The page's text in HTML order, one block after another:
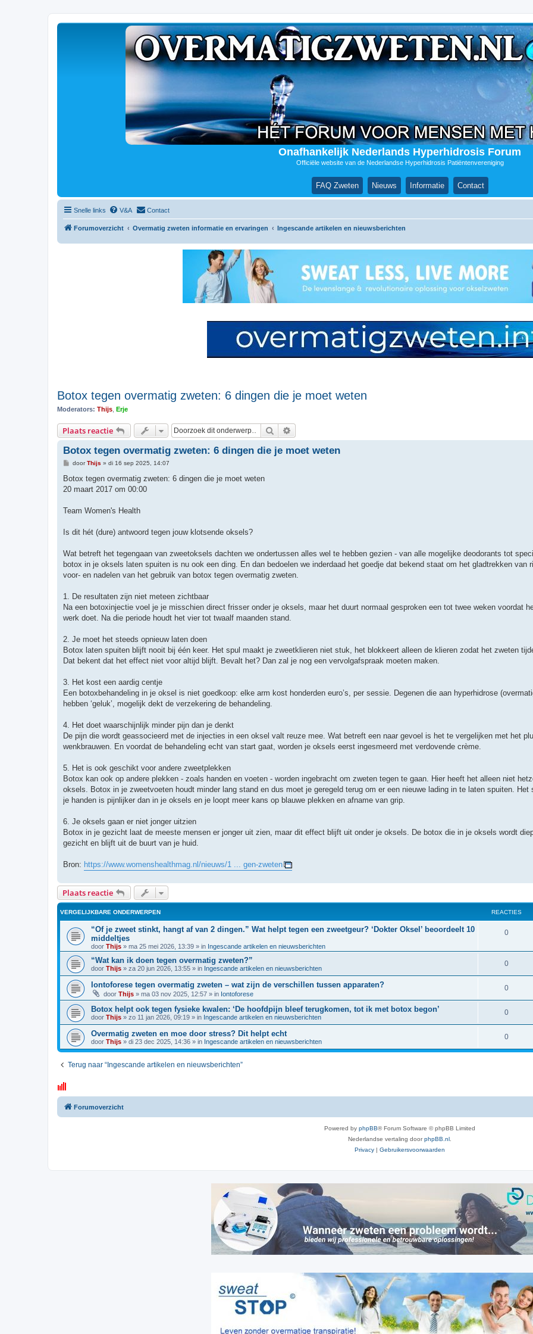
Onafhankelijk Nederlands Hyperhidrosis Forum
Officiële website van de Nederlandse Hyperhidrosis Patiëntenvereniging
FAQ Zweten Nieuws Informatie Contact
Snelle links V&A Contact
Forumoverzicht Overmatig zweten informatie en ervaringen Ingescande artikelen en nieuwsberichten
Botox tegen overmatig zweten: 6 dingen die je moet weten
Moderators: Thijs Erje
Plaats reactie Zoek
Botox tegen overmatig zweten: 6 dingen die je moet weten
B
r
c
doorThijs » di 16 sep 2025, 14:07
Botox tegen overmatig zweten: 6 dingen die je moet weten
20 maart 2017 om 00:00
Team Women's Health
Is dit hét (dure) antwoord tegen jouw klotsende oksels?
Wat betreft het tegengaan van zweetoksels dachten we ondertussen alles wel te hebben gezien - van alle mogelijke deodorants tot
botox in je oksels laten spuiten is nu ook een ding. En dan bedoelen we inderdaad het goedje dat bekend staat om het gladtrekken van
voor- en nadelen van het gebruik van botox tegen overmatig zweten.
1. De resultaten zijn niet meteen zichtbaar
Na een botoxinjectie voel je je misschien direct frisser onder je oksels, maar het duurt normaal gesproken een tot twee weken voordat
werk doet. Na die periode houdt het vier tot twaalf maanden stand.
2. Je moet het steeds opnieuw laten doen
Botox laten spuiten blijft nooit bij één keer. Het spul maakt je zweetklieren niet stuk, het blokkeert alleen de klieren zodat het zweten
Dat bekent dat het effect niet voor altijd blijft. Bevalt het? Dan zal je nog een vervolgafspraak moeten maken.
3. Het kost een aardig centje
Een botoxbehandeling in je oksel is niet goedkoop: elke arm kost honderden euro’s, per sessie. Degenen die aan hyperhidrose
hebben ‘geluk’, mogelijk dekt de verzekering de behandeling.
4. Het doet waarschijnlijk minder pijn dan je denkt
De pijn die wordt geassocieerd met de injecties in een oksel valt reuze mee. Wat betreft een naar gevoel is het te vergelijken met het
wenkbrauwen. En voordat de behandeling echt van start gaat, worden je oksels eerst ingesmeerd met verdovende crème.
5. Het is ook geschikt voor andere zweetplekken
Botox kan ook op andere plekken - zoals handen en voeten - worden ingebracht om zweten tegen te gaan. Hier heeft het alleen niet
oksels. Botox in je zweetvoeten houdt minder lang stand en dus moet je geregeld terug om er een nieuwe lading in te laten spuiten. Het
je handen is pijnlijker dan in je oksels en je loopt meer kans op blauwe plekken en afname van grip.
6. Je oksels gaan er niet jonger uitzien
Botox in je gezicht laat de meeste mensen er jonger uit zien, maar dit effect blijft uit onder je oksels. De botox die in je oksels wordt
gezicht en blijft uit de buurt van je huid.
Bron: https://www.womenshealthmag.nl/nieuws/1 ... gen-zweten
Plaats reactie
VERGELIJKBARE ONDERWERPEN REACTIES
“Of je zweet stinkt, hangt af van 2 dingen.” Wat helpt tegen een zweetgeur? ‘Dokter Oksel’ beoordeelt 10
middeltjes
door Thijs » ma 25 mei 2026, 13:39 » in Ingescande artikelen en nieuwsberichten
0R
a
c
i
e
s
“Wat kan ik doen tegen overmatig zweten?”
door Thijs » za 20 jun 2026, 13:55 » in Ingescande artikelen en nieuwsberichten
0R
e
c
t
i
Iontoforese tegen overmatig zweten – wat zijn de verschillen tussen apparaten?
door Thijs » ma 03 nov 2025, 12:57 » in Iontoforese
0R
e
c
t
s
Botox helpt ook tegen fysieke kwalen: ‘De hoofdpijn bleef terugkomen, tot ik met botox begon’
door Thijs » zo 11 jan 2026, 09:19 » in Ingescande artikelen en nieuwsberichten
0R
e
s
Overmatig zweten en moe door stress? Dit helpt echt
door Thijs » di 23 dec 2025, 14:36 » in Ingescande artikelen en nieuwsberichten
0R
e
t
Terug naar “Ingescande artikelen en nieuwsberichten”
Forumoverzicht
Powered by phpBB® Forum Software © phpBB Limited
Nederlandse vertaling doorphpBB.nl
Privacy | Gebruikersvoorwaarden